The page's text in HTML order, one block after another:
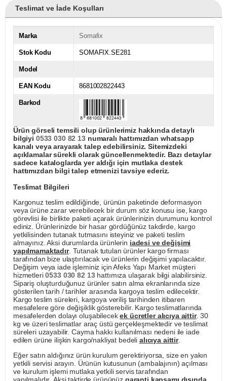
Teslimat ve İade Koşulları
Marka Somafix
Stok Kodu SOMAFIX.SE281
Model
EAN Kodu 8681002822443
Barkod
Ürün görseli temsili olup ürünlerimiz hakkında detaylı
bilgiyi 0533 030 82 13numaralı hattımızdan whatsapp
kanalı veya arayarak talep edebilirsiniz. Sitemizdeki
açıklamalar sürekli olarak güncellenmektedir. Bazı detaylar
sadece kataloglarda yer aldığı için mutlaka destek
hattımızdan bilgi talep etmenizi tavsiye ederiz.
Teslimat Bilgileri
Kargonuz teslim edildiğinde, ürünün paketinde deformasyon
veya ürüne zarar verebilecek bir durum söz konusu ise, kargo
görevlisi ile birlikte paketi açarak ürünlerinizin durumunu kontrol
ediniz. Ürünlerinizde bir hasar gördüğünüz takdirde, kargo
yetkilisinden tutanak tutmasını isteyiniz ve paketi teslim
almayınız. Aksi durumlarda ürünlerin iadesi ve değişimi
yapılmamaktadır. Tutanak tutulan ürünler kargo firması
tarafından bize ulaştırılacak ve ürünlerin değişimi yapılacaktır.
Değişim veya iade işleminiz için Afeks Yapı Market müşteri
hizmetleri0533 030 82 13hattımıza ulaşarak bilgi alabilirsiniz.
Sipariş oluşturduğunuz ürünler satın alma ekranlarında size
gösterilen tarih / tarihler arasında kargoya teslim edilecektir.
Kargo teslim süreleri, kargoya veriliş tarihinden itibaren
mesafelere göre değişiklik gösterebilir. Kargo teslimatlarında
mesafelerden dolayı oluşabilecekek ücretler alıcıya aittir. 30
kg ve üzeri teslimatlar araç üstü gerçekleşmektedir ve teslimat
süreleri uzayabilir. Cayma hakkı kullanılması nedeni ile iade
edilen ürüne ilişkin kargo/nakliyat bedeli alıcıya aittir.
Eğer satın aldığınız ürün kurulum gerektiriyorsa, size en yakın
yetkili servisi arayın. Ürünün kutusunun (ambalajının) açılması
ve kurulum işlemi mutlaka yetkili servis tarafından